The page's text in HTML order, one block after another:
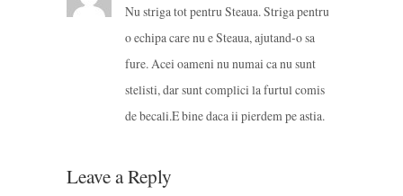
Nu striga tot pentru Steaua. Striga pentru
o echipa care nu e Steaua, ajutand-o sa
fure. Acei oameni nu numai ca nu sunt
stelisti, dar sunt complici la furtul comis
de becali.E bine daca ii pierdem pe astia.
Leave a Reply